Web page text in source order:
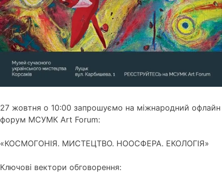
27 жовтня о 10:00 запрошуємо на міжнародний офлайн
форум МСУМК Art Forum:
«КОСМОГОНІЯ. МИСТЕЦТВО. НООСФЕРА. ЕКОЛОГІЯ»
Ключові вектори обговорення: